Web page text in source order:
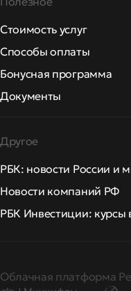
Стоимость услуг
Способы оплаты
Бонусная программа
Документы
Другое
РБК: новости России и
Новости компаний РФ
РБК Инвестиции: курсы
Облачная платформа